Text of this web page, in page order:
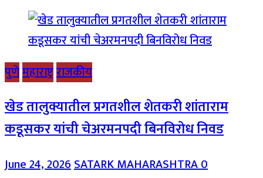
पुणेमहाराष्ट्रराजकीय
खेड तालुक्यातील प्रगतशील शेतकरी शांताराम
कडूसकर यांची चेअरमनपदी बिनविरोध निवड
June 24, 2026SATARK MAHARASHTRA0